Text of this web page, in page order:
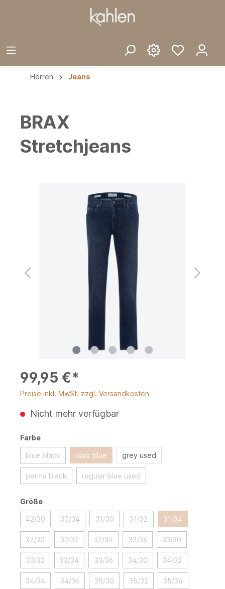
Herren Jeans
BRAX
Stretchjeans
99,95 €*
Preise inkl. MwSt. zzgl. Versandkosten
Nicht mehr verfügbar
Farbe
blue black dark blue grey used
perma black regular blue used
Größe
42/30 30/34 31/30 31/32 31/34
32/30 32/32 32/34 32/36 33/30
33/32 33/34 33/36 34/30 34/32
34/34 34/36 35/30 35/32 35/34